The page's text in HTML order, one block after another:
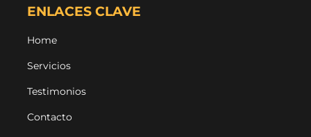
ENLACES CLAVE
Home
Servicios
Testimonios
Contacto